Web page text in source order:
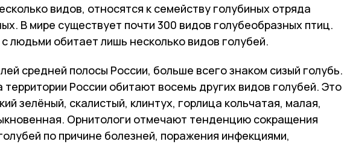
видов, относятся к семейству голубиных отряда
В мире существует почти 300 видов голубеобразных птиц.
людьми обитает лишь несколько видов голубей.
средней полосы России, больше всего знаком сизый голубь.
территории России обитают восемь других видов голубей. Это
зелёный, скалистый, клинтух, горлица кольчатая, малая,
Орнитологи отмечают тенденцию сокращения
по причине болезней, поражения инфекциями,